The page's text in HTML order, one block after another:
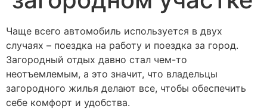
Чаще всего автомобиль используется в двух
случаях – поездка на работу и поездка за город.
Загородный отдых давно стал чем-то
неотъемлемым, а это значит, что владельцы
загородного жилья делают все, чтобы обеспечить
себе комфорт и удобства.